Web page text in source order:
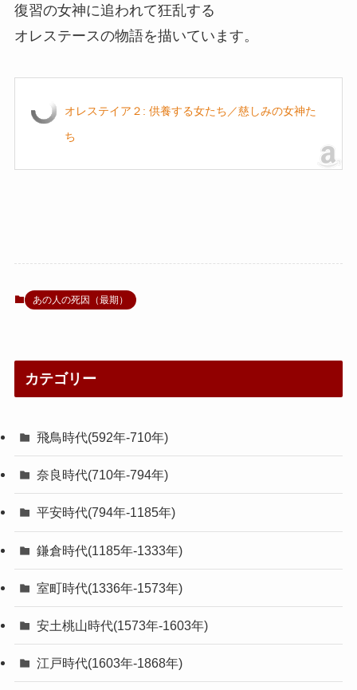
復習の女神に追われて狂乱する
オレステースの物語を描いています。
オレステイア２: 供養する女たち／慈しみの女神た
ち
あの人の死因（最期）
カテゴリー
飛鳥時代(592年-710年)
奈良時代(710年-794年)
平安時代(794年-1185年)
鎌倉時代(1185年-1333年)
室町時代(1336年-1573年)
安土桃山時代(1573年-1603年)
江戸時代(1603年-1868年)